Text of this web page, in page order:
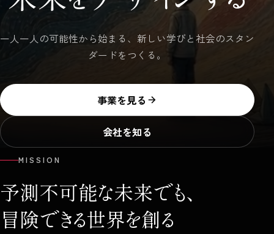
一人一人の可能性から始まる、新しい学びと社会のスタン
ダードをつくる。
事業を見る
会社を知る
MISSION
予測不可能な未来でも、
冒険できる世界を創る